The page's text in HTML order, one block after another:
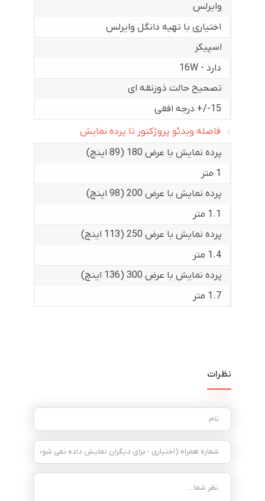
وایرلس
اختیاری با تهیه دانگل وایرلس
اسپیکر
دارد - 16W
تصحیح حالت ذوزنقه ای
15-/+ درجه افقی
فاصله ویدئو پروژکتور تا پرده نمایش
پرده نمایش با عرض 180 (89 اینچ)
1 متر
پرده نمایش با عرض 200 (98 اینچ)
1.1 متر
پرده نمایش با عرض 250 (113 اینچ)
1.4 متر
پرده نمایش با عرض 300 (136 اینچ)
1.7 متر
نظرات